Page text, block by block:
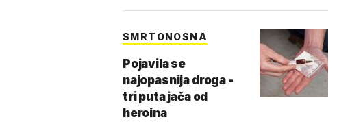
SMRTONOSNA
Pojavila se
najopasnija droga -
tri puta jača od
heroina